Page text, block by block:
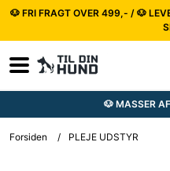
🐶 FRI FRAGT OVER 499,- / 🐶
🐶 MASSER
Forsiden / PLEJE UDSTYR